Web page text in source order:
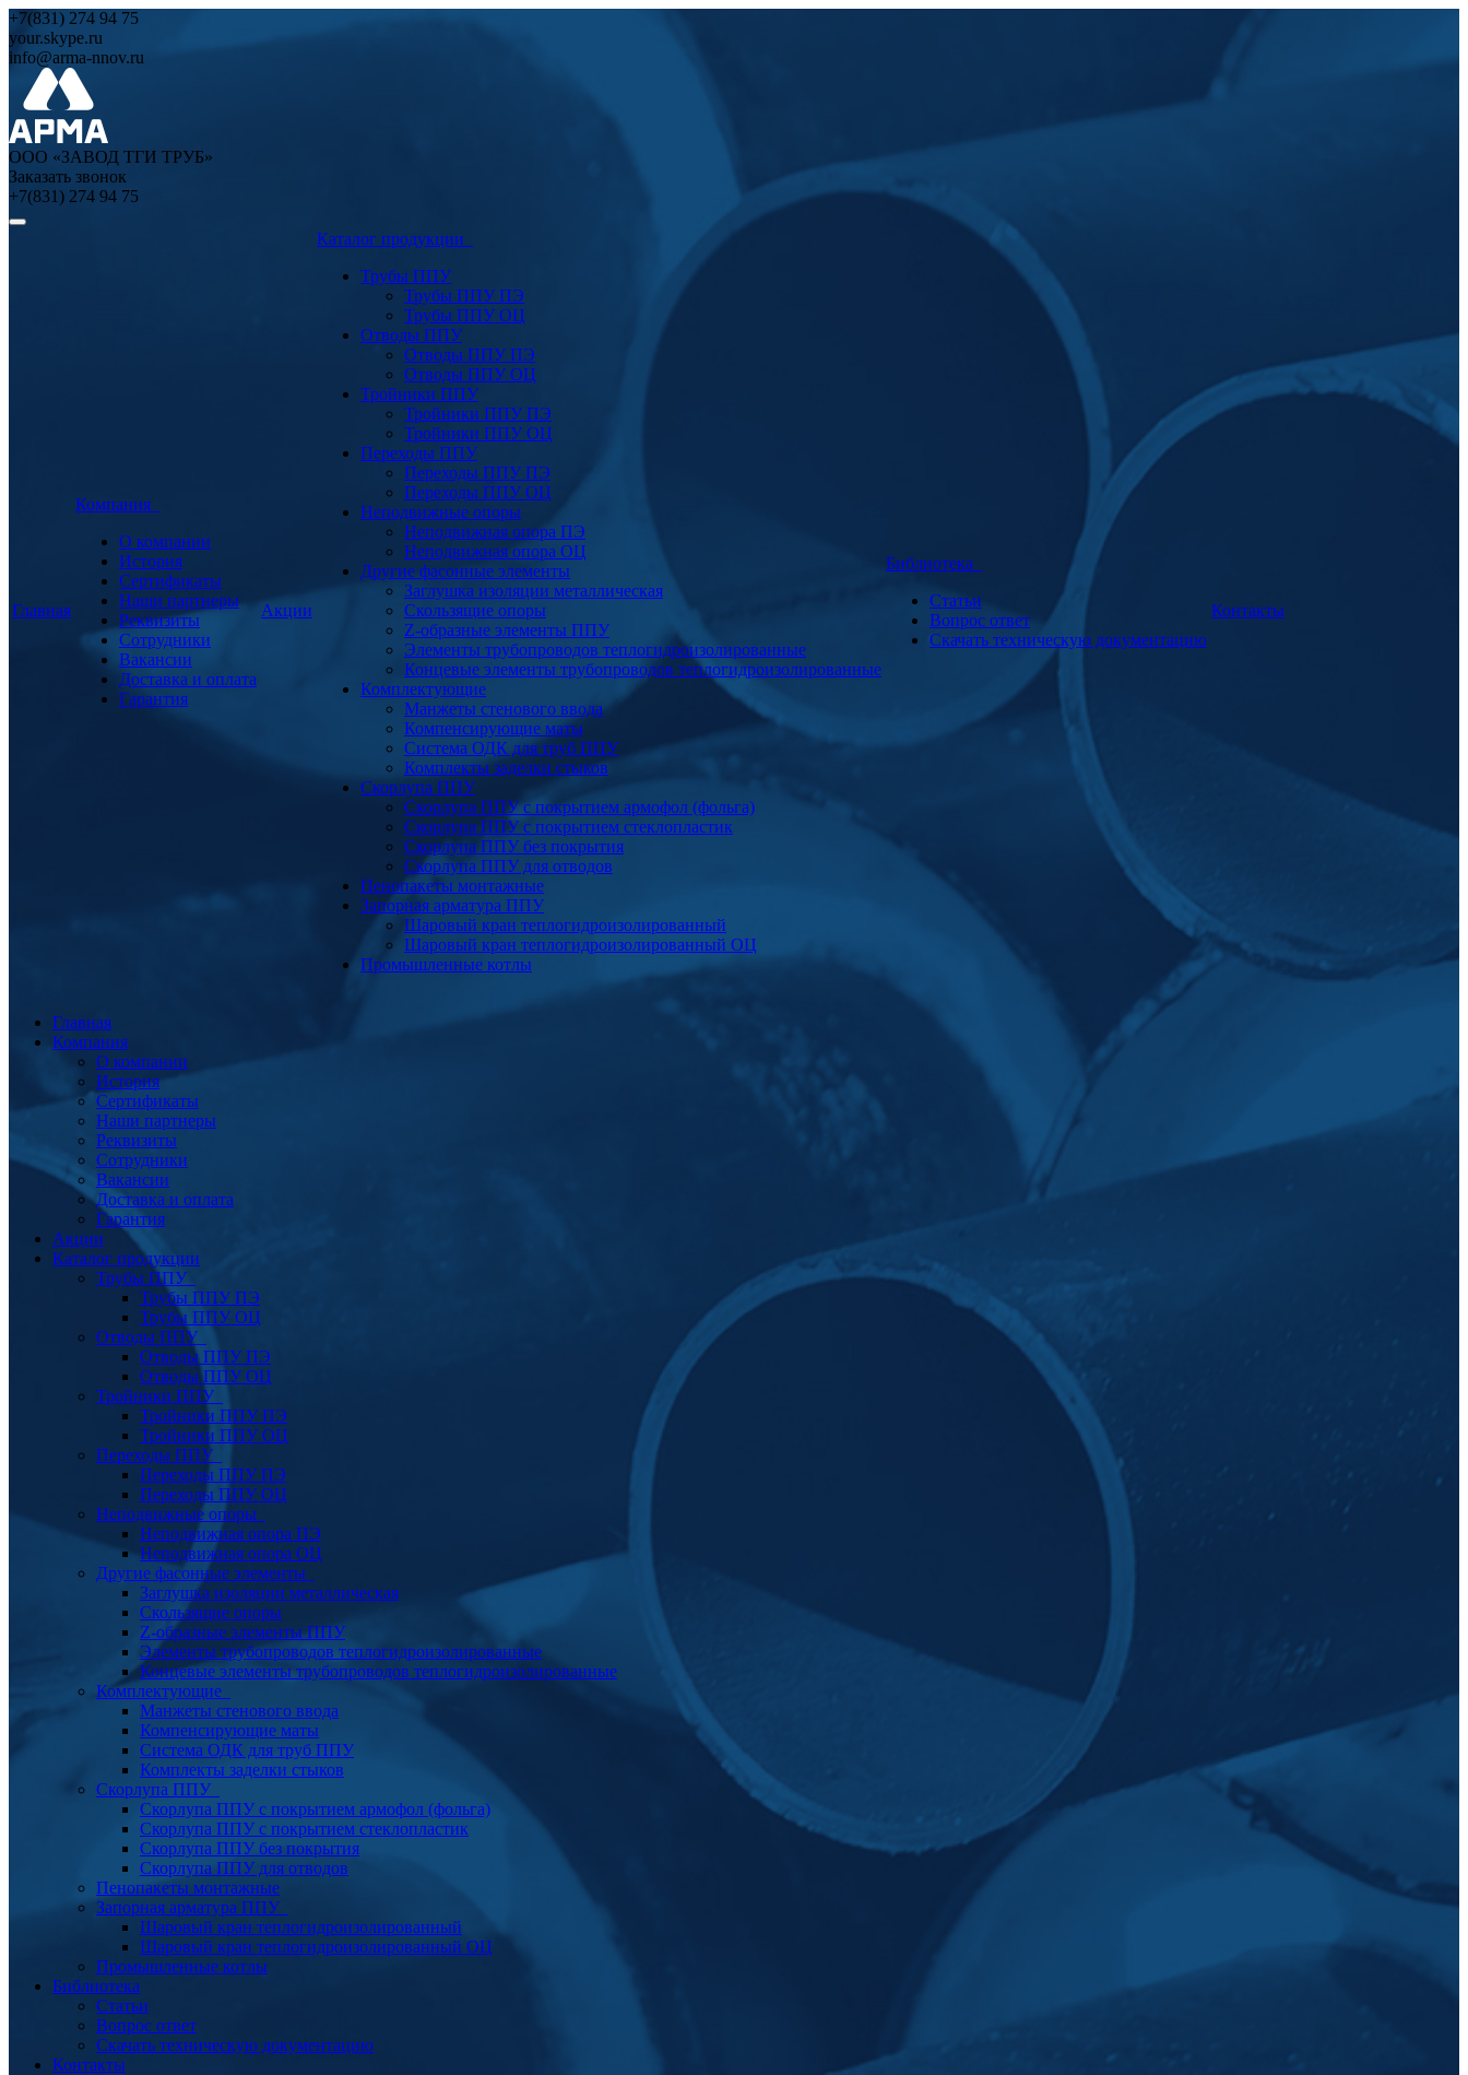
+7(831) 274 94 75
your.skype.ru
info@arma-nnov.ru
ООО «ЗАВОД ТГИ ТРУБ»
Заказать звонок
+7(831) 274 94 75
Главная
Компания
О компании
История
Сертификаты
Наши партнеры
Реквизиты
Сотрудники
Вакансии
Доставка и оплата
Гарантия
Акции
Каталог продукции
Трубы ППУ
Трубы ППУ ПЭ
Трубы ППУ ОЦ
Отводы ППУ
Отводы ППУ ПЭ
Отводы ППУ ОЦ
Тройники ППУ
Тройники ППУ ПЭ
Тройники ППУ ОЦ
Переходы ППУ
Переходы ППУ ПЭ
Переходы ППУ ОЦ
Неподвижные опоры
Неподвижная опора ПЭ
Неподвижная опора ОЦ
Другие фасонные элементы
Заглушка изоляции металлическая
Скользящие опоры
Z-образные элементы ППУ
Элементы трубопроводов теплогидроизолированные
Концевые элементы трубопроводов теплогидроизолированные
Комплектующие
Манжеты стенового ввода
Компенсирующие маты
Система ОДК для труб ППУ
Комплекты заделки стыков
Скорлупа ППУ
Скорлупа ППУ с покрытием армофол (фольга)
Скорлупа ППУ с покрытием стеклопластик
Скорлупа ППУ без покрытия
Скорлупа ППУ для отводов
Пенопакеты монтажные
Запорная арматура ППУ
Шаровый кран теплогидроизолированный
Шаровый кран теплогидроизолированный ОЦ
Промышленные котлы
Библиотека
Статьи
Вопрос ответ
Скачать техническую документацию
Контакты
Главная
Компания
О компании
История
Сертификаты
Наши партнеры
Реквизиты
Сотрудники
Вакансии
Доставка и оплата
Гарантия
Акции
Каталог продукции
Трубы ППУ
Трубы ППУ ПЭ
Трубы ППУ ОЦ
Отводы ППУ
Отводы ППУ ПЭ
Отводы ППУ ОЦ
Тройники ППУ
Тройники ППУ ПЭ
Тройники ППУ ОЦ
Переходы ППУ
Переходы ППУ ПЭ
Переходы ППУ ОЦ
Неподвижные опоры
Неподвижная опора ПЭ
Неподвижная опора ОЦ
Другие фасонные элементы
Заглушка изоляции металлическая
Скользящие опоры
Z-образные элементы ППУ
Элементы трубопроводов теплогидроизолированные
Концевые элементы трубопроводов теплогидроизолированные
Комплектующие
Манжеты стенового ввода
Компенсирующие маты
Система ОДК для труб ППУ
Комплекты заделки стыков
Скорлупа ППУ
Скорлупа ППУ с покрытием армофол (фольга)
Скорлупа ППУ с покрытием стеклопластик
Скорлупа ППУ без покрытия
Скорлупа ППУ для отводов
Пенопакеты монтажные
Запорная арматура ППУ
Шаровый кран теплогидроизолированный
Шаровый кран теплогидроизолированный ОЦ
Промышленные котлы
Библиотека
Статьи
Вопрос ответ
Скачать техническую документацию
Контакты